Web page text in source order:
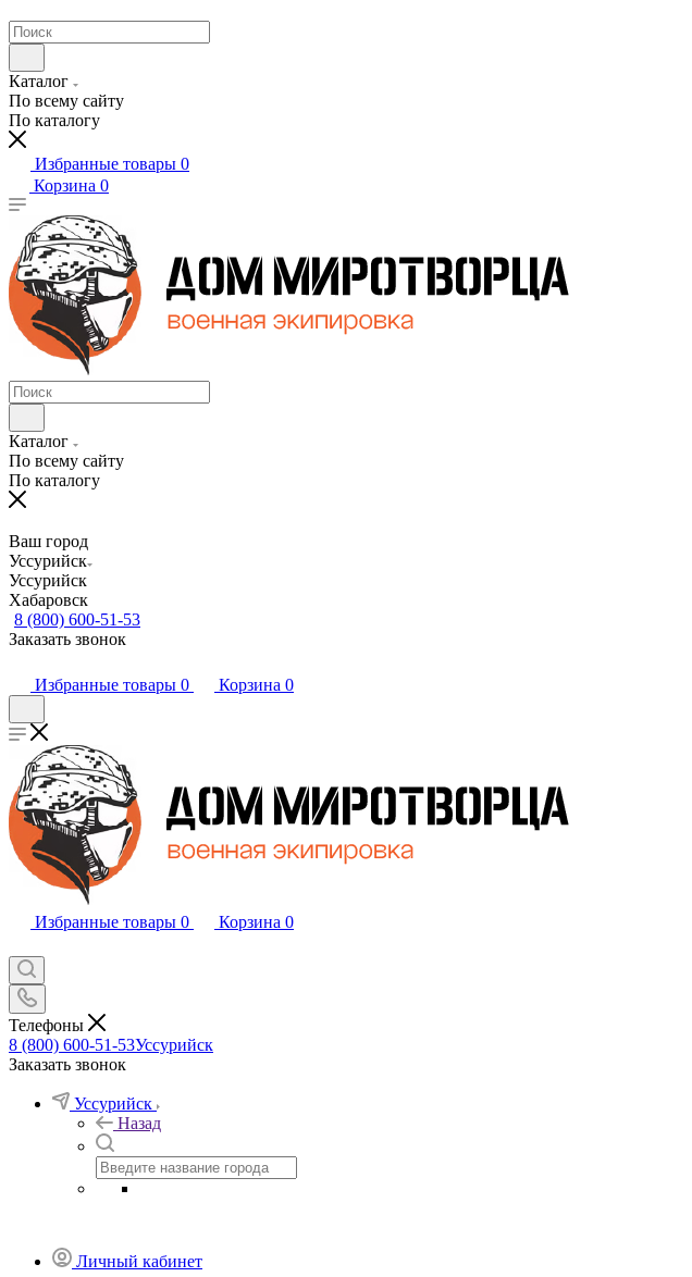
Каталог
По всему сайту
По каталогу
Избранные товары 0
Корзина 0
Каталог
По всему сайту
По каталогу
Ваш город
Уссурийск
Уссурийск
Хабаровск
8 (800) 600-51-53
Заказать звонок
Избранные товары 0 Корзина 0
Избранные товары 0 Корзина 0
Телефоны
8 (800) 600-51-53Уссурийск
Заказать звонок
Уссурийск
Назад
Личный кабинет